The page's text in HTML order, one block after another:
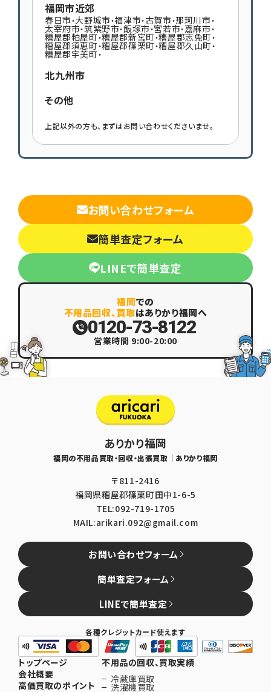
福岡市近郊
春日市・大野城市・福津市・古賀市・那珂川市・
太宰府市・筑紫野市・飯塚市・宮若市・嘉麻市・
糟屋郡粕屋町・糟屋郡新宮町・糟屋郡志免町・
糟屋郡須恵町・糟屋郡篠栗町・糟屋郡久山町・
糟屋郡宇美町・
北九州市
その他
上記以外の方も、まずはお問い合わせくださいませ。
お問い合わせフォーム
簡単査定フォーム
LINEで簡単査定
福岡での
不用品回収、買取はありかり福岡へ
0120-73-8122
営業時間 9:00-20:00
ありかり福岡
福岡の不用品買取・回収・出張買取｜ありかり福岡
〒811-2416
福岡県糟屋郡篠栗町田中1-6-5
TEL:092-719-1705
MAIL:arikari.092@gmail.com
お問い合わせフォーム
簡単査定フォーム
LINEで簡単査定
各種クレジットカード使えます
トップページ
会社概要
高価買取のポイント
不用品の回収、買取実績
冷蔵庫買取
洗濯機買取